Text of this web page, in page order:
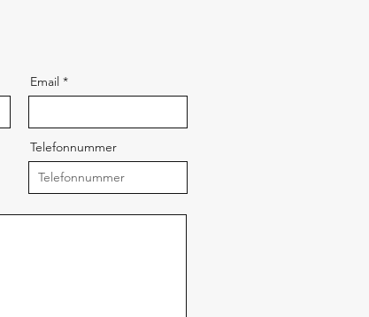
Email
Telefonnummer